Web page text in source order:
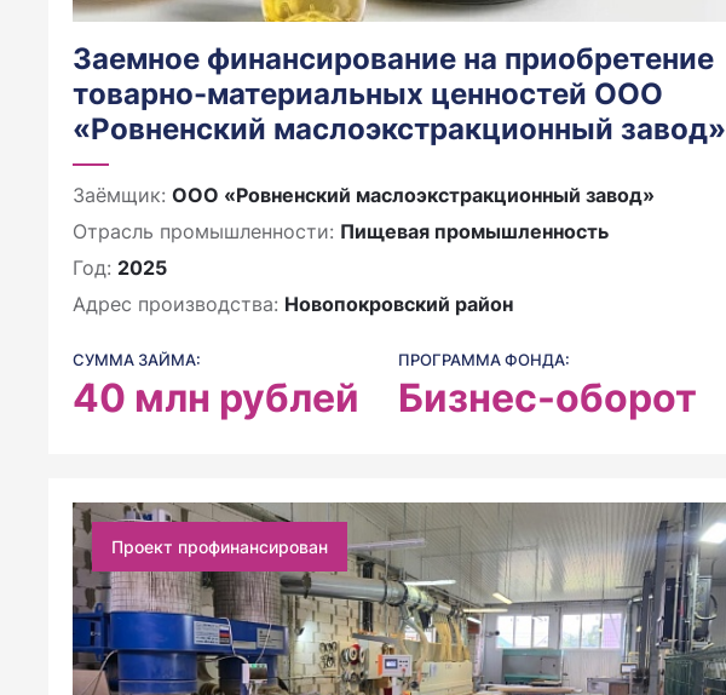
Заемное финансирование на приобретение
товарно-материальных ценностей ООО
«Ровненский маслоэкстракционный завод»
Заёмщик: ООО «Ровненский маслоэкстракционный завод»
Отрасль промышленности: Пищевая промышленность
Год: 2025
Адрес производства: Новопокровский район
СУММА ЗАЙМА:
40 млн рублей
ПРОГРАММА ФОНДА:
Бизнес-оборот
Проект профинансирован